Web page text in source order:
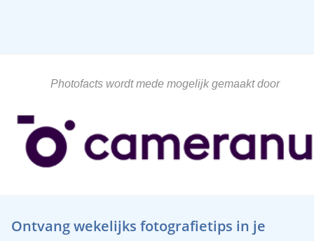
Photofacts wordt mede mogelijk gemaakt door
Ontvang wekelijks fotografietips in je